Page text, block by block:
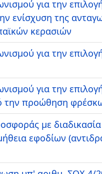
για την
ενίσχυση της
κερασιών
για την
για την
την προώθηση
με
εφοδίων